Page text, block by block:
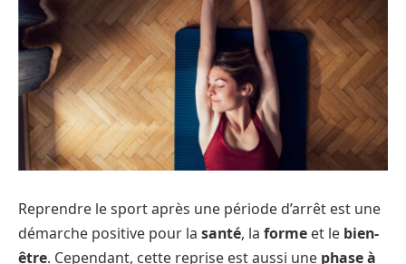
Reprendre le sport après une période d’arrêt est une
démarche positive pour la santé, la forme et le bien-
être. Cependant, cette reprise est aussi une phase à